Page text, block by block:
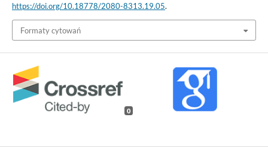
https://doi.org/10.18778/2080-8313.19.05.
Formaty cytowań
0